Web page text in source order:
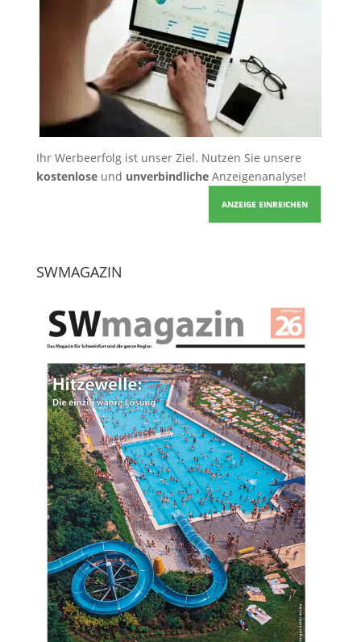
Ihr Werbeerfolg ist unser Ziel. Nutzen Sie unsere
kostenloseund unverbindlicheAnzeigenanalyse!
ANZEIGE EINREICHEN
SWMAGAZIN